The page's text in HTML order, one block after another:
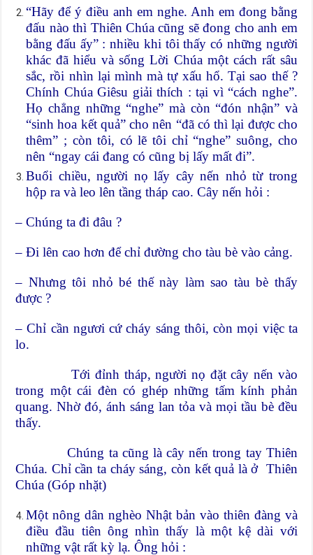
“Hãy để ý điều anh em nghe. Anh em đong bằng
đấu nào thì Thiên Chúa cũng sẽ đong cho anh em
bằng đấu ấy” : nhiều khi tôi thấy có những người
khác đã hiểu và sống Lời Chúa một cách rất sâu
sắc, rồi nhìn lại mình mà tự xấu hổ. Tại sao thế ?
Chính Chúa Giêsu giải thích : tại vì “cách nghe”.
Họ chẳng những “nghe” mà còn “đón nhận” và
“sinh hoa kết quả” cho nên “đã có thì lại được cho
thêm” ; còn tôi, có lẽ tôi chỉ “nghe” suông, cho
nên “ngay cái đang có cũng bị lấy mất đi”.
Buổi chiều, người nọ lấy cây nến nhỏ từ trong
hộp ra và leo lên tầng tháp cao. Cây nến hỏi :
– Chúng ta đi đâu ?
– Đi lên cao hơn để chỉ đường cho tàu bè vào cảng.
– Nhưng tôi nhỏ bé thế này làm sao tàu bè thấy
được ?
– Chỉ cần ngươi cứ cháy sáng thôi, còn mọi việc ta
lo.
Tới đỉnh tháp, người nọ đặt cây nến vào
trong một cái đèn có ghép những tấm kính phản
quang. Nhờ đó, ánh sáng lan tỏa và mọi tầu bè đều
thấy.
Chúng ta cũng là cây nến trong tay Thiên
Chúa. Chỉ cần ta cháy sáng, còn kết quả là ở Thiên
Chúa (Góp nhặt)
Một nông dân nghèo Nhật bản vào thiên đàng và
điều đầu tiên ông nhìn thấy là một kệ dài với
những vật rất kỳ lạ. Ông hỏi :